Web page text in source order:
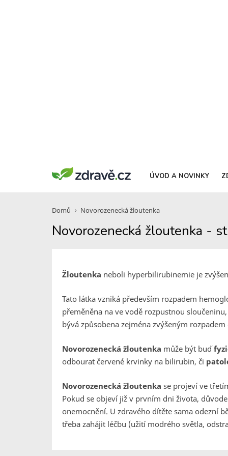
ÚVOD A NOVINKY
Domů Novorozenecká žloutenka
Novorozenecká žloutenka -
Žloutenka neboli hyperbilirubinemie je
Tato látka vzniká především rozpadem
přeměněna na ve vodě rozpustnou
bývá způsobena zejména zvýšeným
Novorozenecká žloutenka může být buď
odbourat červené krvinky na bilirubin, či
Novorozenecká žloutenka se projeví ve
Pokud se objeví již v prvním dni života,
onemocnění. U zdravého dítěte sama odezní
třeba zahájit léčbu (užití modrého světla,